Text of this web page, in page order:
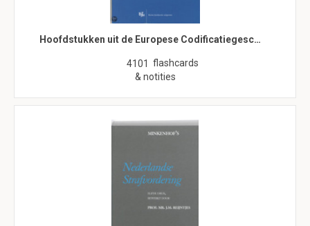
Hoofdstukken uit de Europese Codificatiegesc…
4101 flashcards
& notities